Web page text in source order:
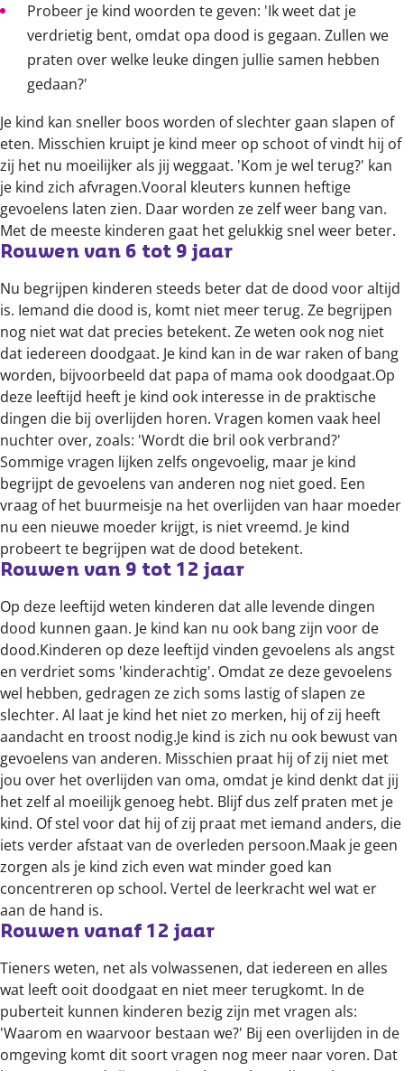
Probeer je kind woorden te geven: 'Ik weet dat je
verdrietig bent, omdat opa dood is gegaan. Zullen we
praten over welke leuke dingen jullie samen hebben
gedaan?'
Je kind kan sneller boos worden of slechter gaan slapen of
eten. Misschien kruipt je kind meer op schoot of vindt hij of
zij het nu moeilijker als jij weggaat. 'Kom je wel terug?' kan
je kind zich afvragen.Vooral kleuters kunnen heftige
gevoelens laten zien. Daar worden ze zelf weer bang van.
Met de meeste kinderen gaat het gelukkig snel weer beter.
Rouwen van 6 tot 9 jaar
Nu begrijpen kinderen steeds beter dat de dood voor altijd
is. Iemand die dood is, komt niet meer terug. Ze begrijpen
nog niet wat dat precies betekent. Ze weten ook nog niet
dat iedereen doodgaat. Je kind kan in de war raken of bang
worden, bijvoorbeeld dat papa of mama ook doodgaat.Op
deze leeftijd heeft je kind ook interesse in de praktische
dingen die bij overlijden horen. Vragen komen vaak heel
nuchter over, zoals: 'Wordt die bril ook verbrand?'
Sommige vragen lijken zelfs ongevoelig, maar je kind
begrijpt de gevoelens van anderen nog niet goed. Een
vraag of het buurmeisje na het overlijden van haar moeder
nu een nieuwe moeder krijgt, is niet vreemd. Je kind
probeert te begrijpen wat de dood betekent.
Rouwen van 9 tot 12 jaar
Op deze leeftijd weten kinderen dat alle levende dingen
dood kunnen gaan. Je kind kan nu ook bang zijn voor de
dood.Kinderen op deze leeftijd vinden gevoelens als angst
en verdriet soms 'kinderachtig'. Omdat ze deze gevoelens
wel hebben, gedragen ze zich soms lastig of slapen ze
slechter. Al laat je kind het niet zo merken, hij of zij heeft
aandacht en troost nodig.Je kind is zich nu ook bewust van
gevoelens van anderen. Misschien praat hij of zij niet met
jou over het overlijden van oma, omdat je kind denkt dat jij
het zelf al moeilijk genoeg hebt. Blijf dus zelf praten met je
kind. Of stel voor dat hij of zij praat met iemand anders, die
iets verder afstaat van de overleden persoon.Maak je geen
zorgen als je kind zich even wat minder goed kan
concentreren op school. Vertel de leerkracht wel wat er
aan de hand is.
Rouwen vanaf 12 jaar
Tieners weten, net als volwassenen, dat iedereen en alles
wat leeft ooit doodgaat en niet meer terugkomt. In de
puberteit kunnen kinderen bezig zijn met vragen als:
'Waarom en waarvoor bestaan we?' Bij een overlijden in de
omgeving komt dit soort vragen nog meer naar voren. Dat